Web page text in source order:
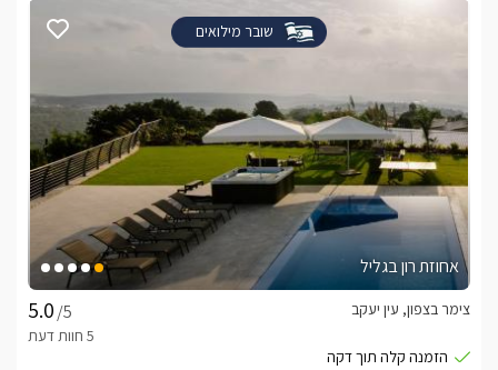
שובר מילואים
אחוזת רון בגליל
/5
צימר בצפון, עין יעקב